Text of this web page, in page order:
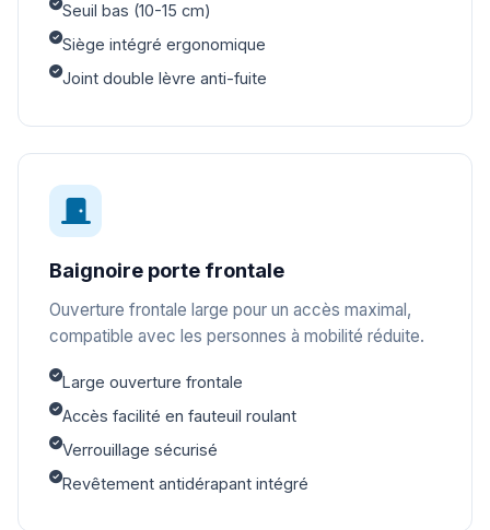
Seuil bas (10-15 cm)
Siège intégré ergonomique
Joint double lèvre anti-fuite
Baignoire porte frontale
Ouverture frontale large pour un accès maximal,
compatible avec les personnes à mobilité réduite.
Large ouverture frontale
Accès facilité en fauteuil roulant
Verrouillage sécurisé
Revêtement antidérapant intégré